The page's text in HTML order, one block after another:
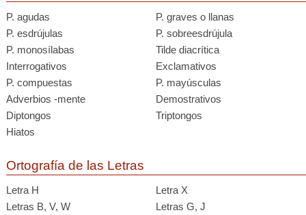
P. agudas
P. graves o llanas
P. esdrújulas
P. sobreesdrújula
P. monosílabas
Tilde diacrítica
Interrogativos
Exclamativos
P. compuestas
P. mayúsculas
Adverbios -mente
Demostrativos
Diptongos
Triptongos
Hiatos
Ortografía de las Letras
Letra H
Letra X
Letras B, V, W
Letras G, J